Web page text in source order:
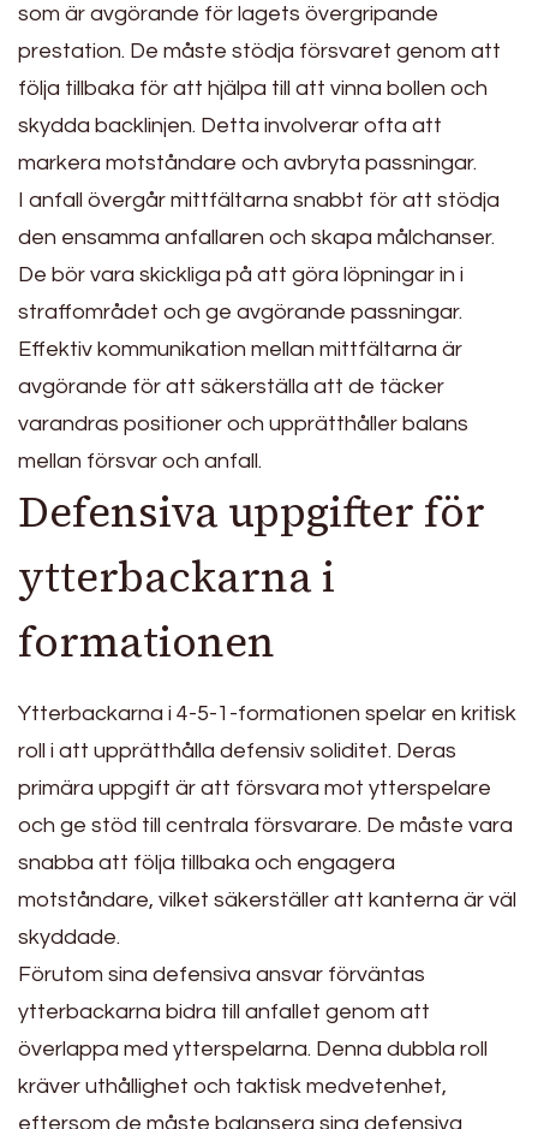
som är avgörande för lagets övergripande
prestation. De måste stödja försvaret genom att
följa tillbaka för att hjälpa till att vinna bollen och
skydda backlinjen. Detta involverar ofta att
markera motståndare och avbryta passningar.
I anfall övergår mittfältarna snabbt för att stödja
den ensamma anfallaren och skapa målchanser.
De bör vara skickliga på att göra löpningar in i
straffområdet och ge avgörande passningar.
Effektiv kommunikation mellan mittfältarna är
avgörande för att säkerställa att de täcker
varandras positioner och upprätthåller balans
mellan försvar och anfall.
Defensiva uppgifter för
ytterbackarna i
formationen
Ytterbackarna i 4-5-1-formationen spelar en kritisk
roll i att upprätthålla defensiv soliditet. Deras
primära uppgift är att försvara mot ytterspelare
och ge stöd till centrala försvarare. De måste vara
snabba att följa tillbaka och engagera
motståndare, vilket säkerställer att kanterna är väl
skyddade.
Förutom sina defensiva ansvar förväntas
ytterbackarna bidra till anfallet genom att
överlappa med ytterspelarna. Denna dubbla roll
kräver uthållighet och taktisk medvetenhet,
eftersom de måste balansera sina defensiva